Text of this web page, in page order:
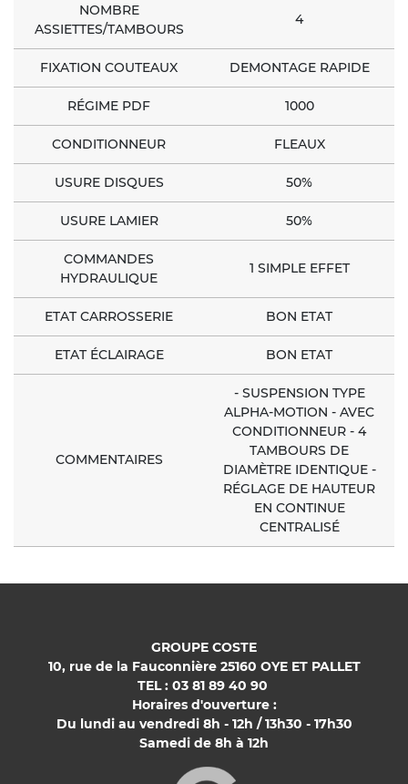
NOMBRE
ASSIETTES/TAMBOURS
4
FIXATION COUTEAUX DEMONTAGE RAPIDE
RÉGIME PDF 1000
CONDITIONNEUR FLEAUX
USURE DISQUES 50%
USURE LAMIER 50%
COMMANDES
HYDRAULIQUE
1 SIMPLE EFFET
ETAT CARROSSERIE BON ETAT
ETAT ÉCLAIRAGE BON ETAT
COMMENTAIRES
- SUSPENSION TYPE
ALPHA-MOTION - AVEC
CONDITIONNEUR - 4
TAMBOURS DE
DIAMÈTRE IDENTIQUE -
RÉGLAGE DE HAUTEUR
EN CONTINUE
CENTRALISÉ
GROUPE COSTE
10, rue de la Fauconnière 25160 OYE ET PALLET
TEL : 03 81 89 40 90
Horaires d'ouverture :
Du lundi au vendredi 8h - 12h / 13h30 - 17h30
Samedi de 8h à 12h